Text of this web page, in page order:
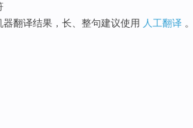
器翻译结果，长、整句建议使用 人工翻译